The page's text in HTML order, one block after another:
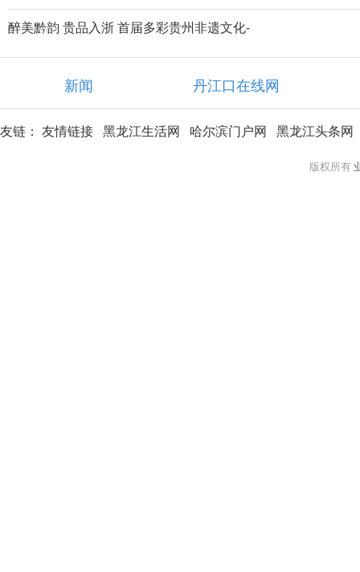
醉美黔韵 贵品入浙 首届多彩贵州非遗文化-
新闻 丹江口在线网
友链： 友情链接 黑龙江生活网 哈尔滨门户网 黑龙江头条网
版权所有